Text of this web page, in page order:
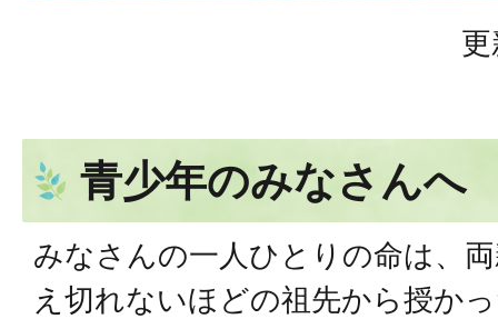
青少年のみなさんへ
みなさんの一人ひとりの命は、
え切れないほどの祖先から授か